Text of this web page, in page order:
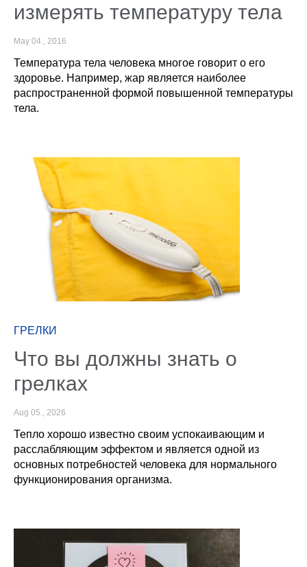
измерять температуру тела
May 04., 2016
Температура тела человека многое говорит о его
здоровье. Например, жар является наиболее
распространенной формой повышенной температуры
тела.
ГРЕЛКИ
Что вы должны знать о
грелках
Aug 05., 2026
Тепло хорошо известно своим успокаивающим и
расслабляющим эффектом и является одной из
основных потребностей человека для нормального
функционирования организма.